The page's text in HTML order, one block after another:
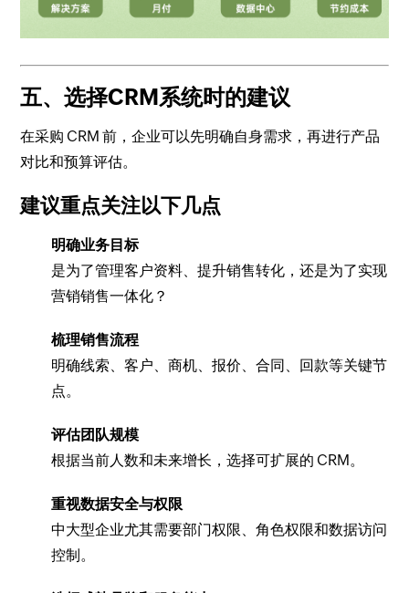
五、选择CRM系统时的建议
在采购 CRM 前，企业可以先明确自身需求，再进行产品
对比和预算评估。
建议重点关注以下几点
明确业务目标
是为了管理客户资料、提升销售转化，还是为了实现
营销销售一体化？
梳理销售流程
明确线索、客户、商机、报价、合同、回款等关键节
点。
评估团队规模
根据当前人数和未来增长，选择可扩展的 CRM。
重视数据安全与权限
中大型企业尤其需要部门权限、角色权限和数据访问
控制。